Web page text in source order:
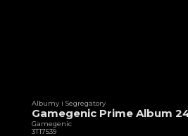
Albumy i Segregatory
Gamegenic Prime Album
Gamegenic
3T17539